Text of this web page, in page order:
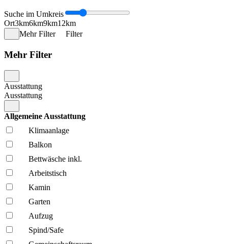
Suche im Umkreis
Ort3km6km9km12km
Mehr Filter
Filter
Mehr Filter
Ausstattung
Ausstattung
Allgemeine Ausstattung
Klima­anlage
Balkon
Bettwäsche inkl.
Arbeitstisch
Kamin
Garten
Aufzug
Spind/Safe